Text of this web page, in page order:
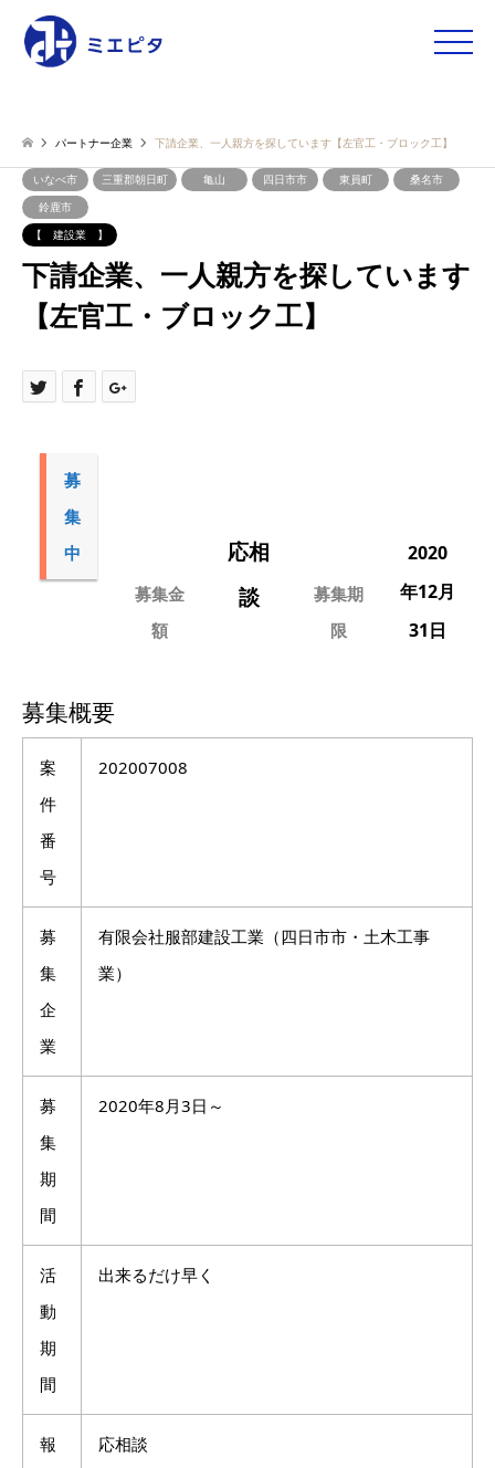
toggle
パートナー企業 下請企業、一人親方を探しています【左官工・ブロック工】
いなべ市 三重郡朝日町 亀山 四日市市 東員町
桑名市
鈴鹿市
【 建設業 】
下請企業、一人親方を探しています
【左官工・ブロック工】
募
集
中
募集金
額
応相
談
募集期
限
2020
年12月
31日
募集概要
案
件
番
号
202007008
募
集
企
業
有限会社服部建設工業（四日市市・土木工事
業）
募
集
期
間
2020年8月3日～
活
動
期
間
出来るだけ早く
報
応相談